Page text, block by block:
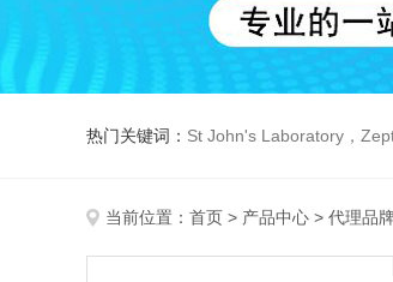
热门关键词： St John's Laboratory，Zeptometrix，
当前位置： 首页 > 产品中心 > 代理品牌